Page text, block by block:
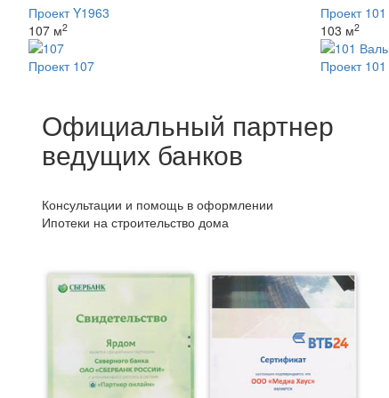
Проект Y1963 Проект
107 м2
Проект 107
103 м2
Проект
Официальный партнер
ведущих банков
Консультации и помощь в оформлении
Ипотеки на строительство дома